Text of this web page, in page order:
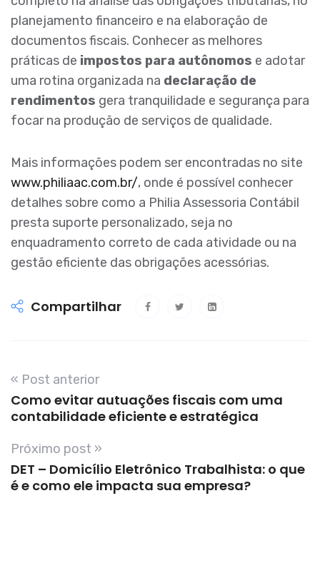
planejamento financeiro e na elaboração de
documentos fiscais. Conhecer as melhores
práticas de impostos para autônomos e adotar
uma rotina organizada na declaração de
rendimentos gera tranquilidade e segurança para
focar na produção de serviços de qualidade.
Mais informações podem ser encontradas no site
www.philiaac.com.br/, onde é possível conhecer
detalhes sobre como a Philia Assessoria Contábil
presta suporte personalizado, seja no
enquadramento correto de cada atividade ou na
gestão eficiente das obrigações acessórias.
Compartilhar
« Post anterior
Como evitar autuações fiscais com uma
contabilidade eficiente e estratégica
Próximo post »
DET – Domicílio Eletrônico Trabalhista: o que
é e como ele impacta sua empresa?